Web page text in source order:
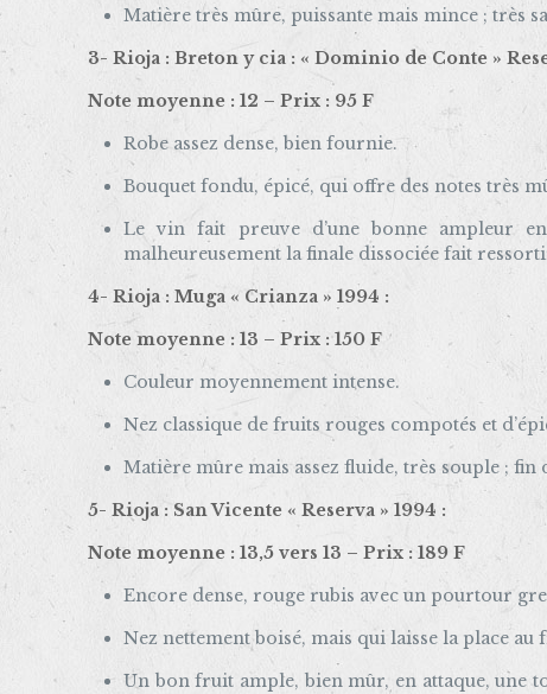
Matière très mûre, puissante mais mince ; très
3- Rioja : Breton y cia : « Dominio de Conte »
Note moyenne : 12 – Prix : 95 F
Robe assez dense, bien fournie.
Bouquet fondu, épicé, qui offre des notes très
Le vin fait preuve d’une bonne ampleur
malheureusement la finale dissociée fait
4- Rioja : Muga « Crianza » 1994 :
Note moyenne : 13 – Prix : 150 F
Couleur moyennement intense.
Nez classique de fruits rouges compotés et
Matière mûre mais assez fluide, très souple ;
5- Rioja : San Vicente « Reserva » 1994 :
Note moyenne : 13,5 vers 13 – Prix : 189 F
Encore dense, rouge rubis avec un pourtour
Nez nettement boisé, mais qui laisse la place
Un bon fruit ample, bien mûr, en attaque, une